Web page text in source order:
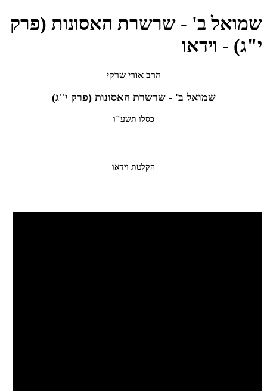
שמואל ב' - שרשרת האסונות (פרק
י"ג) - וידאו
הרב אורי שרקי
שמואל ב' - שרשרת האסונות (פרק י"ג)
כסלו תשע"ו
הקלטת וידאו